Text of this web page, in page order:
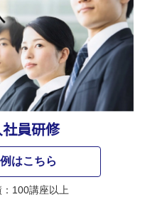
員研修
はこちら
100講座以上